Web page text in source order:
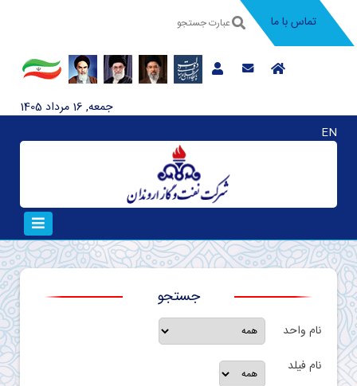
تماس با ما
جمعه, 16 مرداد 1405
EN
جستجو
نام واحد
نام فيلد